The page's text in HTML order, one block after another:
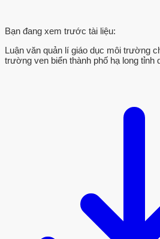
Bạn đang xem trước tài liệu:
Luận văn quản lí giáo dục môi trường
trường ven biển thành phố hạ long tỉnh